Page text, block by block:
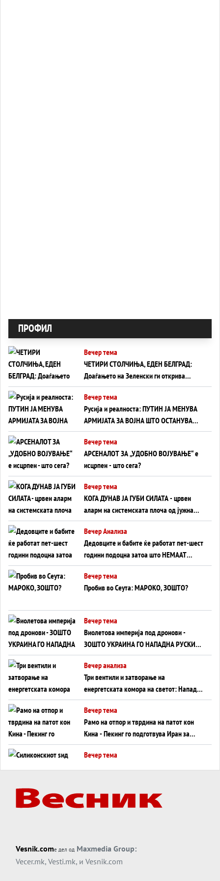
ПРОФИЛ
Вечер тема
ЧЕТИРИ СТОЛЧИЊА, ЕДЕН БЕЛГРАД:
Доаѓањето на Зеленски ги открива
тајните на политиката на балансирање
на Вучиќ
Вечер тема
Русија и реалноста: ПУТИН ЈА МЕНУВА
АРМИЈАТА ЗА ВОЈНА ШТО ОСТАНУВА
БЕЗ ФРОНТ
Вечер тема
АРСЕНАЛОТ ЗА „УДОБНО ВОЈУВАЊЕ“ е
исцрпен - што сега?
Вечер тема
КОГА ДУНАВ ЈА ГУБИ СИЛАТА - црвен
аларм на системската плоча од јужна
Германија до Црното Море...
Вечер Анализа
Дедовците и бабите ќе работат пет-шест
години подоцна затоа што НЕМААТ
ВНУЦИ ДА ГИ ЗАМЕНАТ
Вечер тема
Пробив во Сеута: МАРОКО, ЗОШТО?
Вечер тема
Виолетова империја под дронови -
ЗОШТО УКРАИНА ГО НАПАДНА РУСКИОТ
WILDBERRIES
Вечер анализа
Три вентили и затворање на
енергетската комора на светот: Нападот
во Суец најавува глобален енергетски
инфаркт?
Вечер тема
Рамо на отпор и тврдина на патот кон
Кина - Пекинг го подготвува Иран за
американска копнена инвазија
Вечер тема
Вечер тема
Трамп тврди дека повторно „разговара“
Вечер тема
ДЛАБОКО УДОЛУ: Сметководствените
трикови што го соборија ЕНРОН ги
Vesnik.comе дел од Maxmedia Group:
Vecer.mk, Vesti.mk, и Vesnik.com